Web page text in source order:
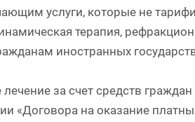
услуги, которые не
терапия,
иностранных
за счет средств
«Договора на оказание